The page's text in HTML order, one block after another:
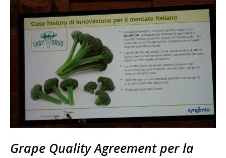
Grape Quality Agreement per la